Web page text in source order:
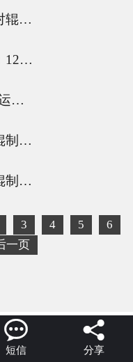
告别高耗低效！老砂厂换上对辊制砂机机高成砂率一步到位
专为钾长石河卵石制砂设计：1210型对辊制砂机耐用可靠 出料可控
砖厂为何离不开对辊破碎机?运行成本低 维护方便
风化砂页岩难出好砂？用对辊制砂机，成品率高还不跑粗
白云石、煤炭制砂，一台对辊制砂机能否多用？多少钱一台？
3 4 5
6
一页

短信

分享